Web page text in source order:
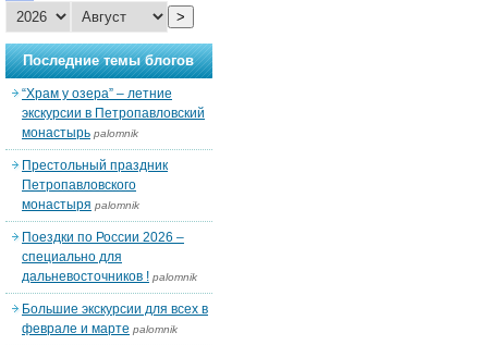
>
Последние темы блогов
“Храм у озера” – летние
экскурсии в Петропавловский
монастырь palomnik
Престольный праздник
Петропавловского
монастыря palomnik
Поездки по России 2026 –
специально для
дальневосточников ! palomnik
Большие экскурсии для всех в
феврале и марте palomnik